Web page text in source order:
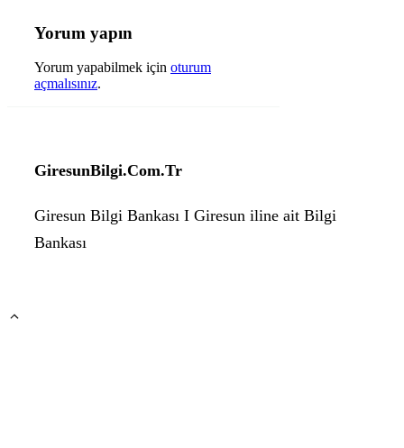
Yorum yapın
Yorum yapabilmek için oturum
açmalısınız.
GiresunBilgi.Com.Tr
Giresun Bilgi Bankası I Giresun iline ait Bilgi
Bankası